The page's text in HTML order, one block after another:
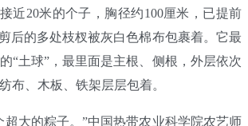
近20米的个子，胸径约100厘米，已提前
后的多处枝杈被灰白色棉布包裹着。它最
“土球”，最里面是主根、侧根，外层依次
布、木板、铁架层层包着。
超大的粽子。”中国热带农业科学院农艺师